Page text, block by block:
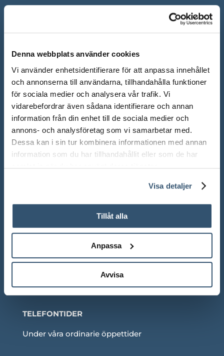
Denna webbplats använder cookies
Vi använder enhetsidentifierare för att anpassa innehållet
och annonserna till användarna, tillhandahålla funktioner
för sociala medier och analysera vår trafik. Vi
vidarebefordrar även sådana identifierare och annan
information från din enhet till de sociala medier och
annons- och analysföretag som vi samarbetar med.
Dessa kan i sin tur kombinera informationen med annan
information som du har tillhandahållit eller som de har
samlat in när du har använt deras tjänster.
Visa detaljer
Tillåt alla
Anpassa
Avvisa
ÖPPETTIDER SHOWROOM
Mån-Fre: 10.00 – 18.00
Lör: 10.00 – 13.00
Telefon: 042 – 22 55 59
TELEFONTIDER
Under våra ordinarie öppettider